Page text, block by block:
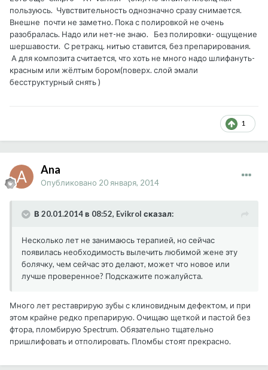
пользуюсь. Чувствительность однозначно сразу снимается.
Внешне почти не заметно. Пока с полировкой не очень
разобралась. Надо или нет-не знаю. Без полировки- ощущение
шершавости. С ретракц. нитью ставится, без препарирования.
А для композита считается, что хоть не много надо шлифануть-
красным или жёлтым бором(поверх. слой эмали
бесструктурный снять )
1
Ana
Опубликовано 20 января, 2014
В 20.01.2014 в 08:52, Evikrol сказал:
Несколько лет не занимаюсь терапией, но сейчас
появилась необходимость вылечить любимой жене эту
болячку, чем сейчас это делают, может что новое или
лучше проверенное? Подскажите пожалуйста.
Много лет реставрирую зубы с клиновидным дефектом, и при
этом крайне редко препарирую. Очищаю щеткой и пастой без
фтора, пломбирую Spectrum. Обязательно тщательно
пришлифовать и отполировать. Пломбы стоят прекрасно.